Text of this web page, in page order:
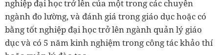
nghiệp đại học trở lên của một trong các chuyên
ngành đo lường, và đánh giá trong giáo dục hoặc có
bằng tốt nghiệp đại học trở lên ngành quản lý giáo
dục và có 5 năm kinh nghiệm trong công tác khảo thí